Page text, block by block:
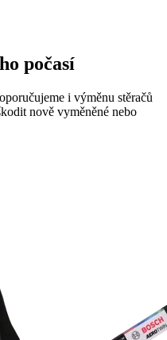
počasí
i výměnu stěračů
nově vyměněné nebo